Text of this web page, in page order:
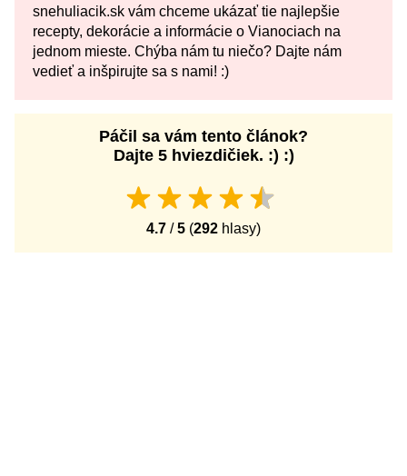
snehuliacik.sk vám chceme ukázať tie najlepšie
recepty, dekorácie a informácie o Vianociach na
jednom mieste. Chýba nám tu niečo? Dajte nám
vedieť a inšpirujte sa s nami! :)
Páčil sa vám tento článok?
Dajte 5 hviezdičiek. :) :)
4.7 /5 (292 hlasy)